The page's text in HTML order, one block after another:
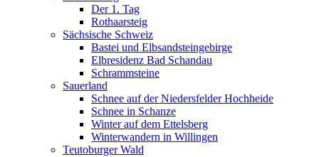
Der 1. Tag
Rothaarsteig
Sächsische Schweiz
Bastei und Elbsandsteingebirge
Elbresidenz Bad Schandau
Schrammsteine
Sauerland
Schnee auf der Niedersfelder Hochheide
Schnee in Schanze
Winter auf dem Ettelsberg
Winterwandern in Willingen
Teutoburger Wald